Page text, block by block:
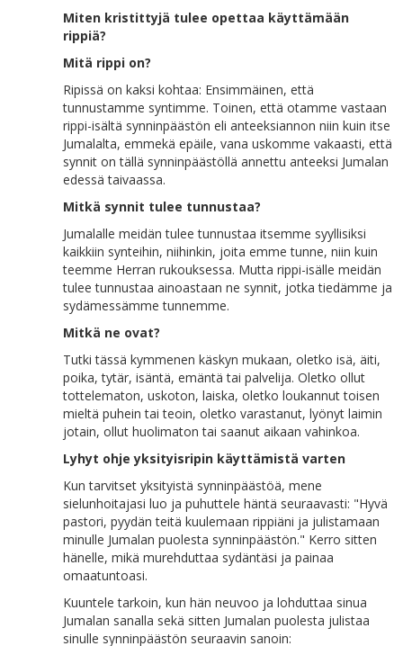
Miten kristittyjä tulee opettaa käyttämään
rippiä?
Mitä rippi on?
Ripissä on kaksi kohtaa: Ensimmäinen, että
tunnustamme syntimme. Toinen, että otamme vastaan
rippi-isältä synninpäästön eli anteeksiannon niin kuin itse
Jumalalta, emmekä epäile, vana uskomme vakaasti, että
synnit on tällä synninpäästöllä annettu anteeksi Jumalan
edessä taivaassa.
Mitkä synnit tulee tunnustaa?
Jumalalle meidän tulee tunnustaa itsemme syyllisiksi
kaikkiin synteihin, niihinkin, joita emme tunne, niin kuin
teemme Herran rukouksessa. Mutta rippi-isälle meidän
tulee tunnustaa ainoastaan ne synnit, jotka tiedämme ja
sydämessämme tunnemme.
Mitkä ne ovat?
Tutki tässä kymmenen käskyn mukaan, oletko isä, äiti,
poika, tytär, isäntä, emäntä tai palvelija. Oletko ollut
tottelematon, uskoton, laiska, oletko loukannut toisen
mieltä puhein tai teoin, oletko varastanut, lyönyt laimin
jotain, ollut huolimaton tai saanut aikaan vahinkoa.
Lyhyt ohje yksityisripin käyttämistä varten
Kun tarvitset yksityistä synninpäästöä, mene
sielunhoitajasi luo ja puhuttele häntä seuraavasti: "Hyvä
pastori, pyydän teitä kuulemaan rippiäni ja julistamaan
minulle Jumalan puolesta synninpäästön." Kerro sitten
hänelle, mikä murehduttaa sydäntäsi ja painaa
omaatuntoasi.
Kuuntele tarkoin, kun hän neuvoo ja lohduttaa sinua
Jumalan sanalla sekä sitten Jumalan puolesta julistaa
sinulle synninpäästön seuraavin sanoin: